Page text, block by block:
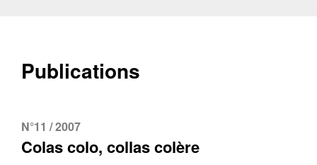
Publications
N°11 / 2007
Colas colo, collas colère